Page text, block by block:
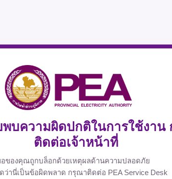
พบความผิดปกติในการใช้งาน
ติดต่อเจ้าหน้าที่
ของคุณถูกบล็อกด้วยเหตุผลด้านความปลอดภัย
านี่เป็นข้อผิดพลาด กรุณาติดต่อ PEA Service Desk